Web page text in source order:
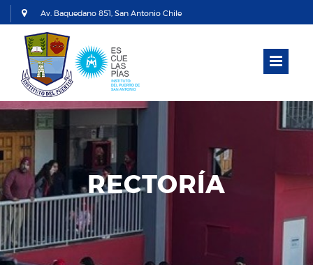
Av. Baquedano 851, San Antonio Chile
+56 994371814 / 35-2 283039 / 35-2 283032
direccionipsa@escolapios.cl
RECTORÍA